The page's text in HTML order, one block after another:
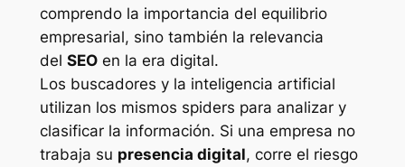
comprendo la importancia del equilibrio
empresarial, sino también la relevancia
del SEOen la era digital.
Los buscadores y la inteligencia artificial
utilizan los mismos spiders para analizar y
clasificar la información. Si una empresa no
trabaja su presencia digital, corre el riesgo